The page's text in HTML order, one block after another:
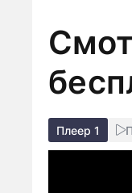
Плеер 1